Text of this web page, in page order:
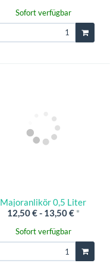
Sofort verfügbar
Majoranlikör 0,5 Liter
12,50 € - 13,50 € *
Sofort verfügbar